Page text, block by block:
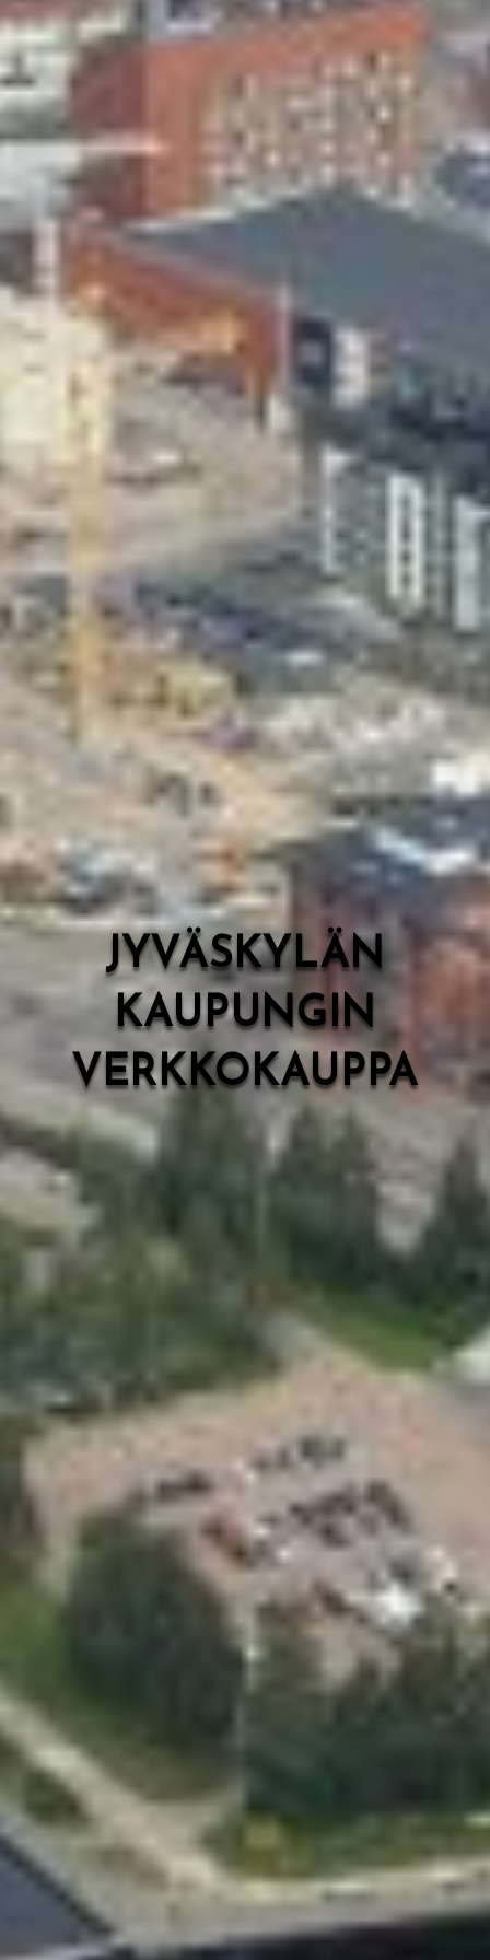
Skeittihalli
Varhaiskasvatus
Ateria- ja välipalamaksut
Mämminiemi
Taideapteekki
Kirjasto
Valon Kaupunki
Lasten Lysti & LystiKylä-festivaali
Ohje
English
JYVÄSKYLÄN
KAUPUNGIN
VERKKOKAUPPA